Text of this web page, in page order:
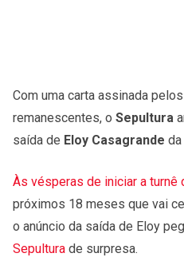
Com uma carta assinada
remanescentes, o Sepultura
saída de Eloy Casagrande da
Às vésperas de iniciar a turnê
próximos 18 meses que vai
o anúncio da saída de Eloy
Sepultura de surpresa.